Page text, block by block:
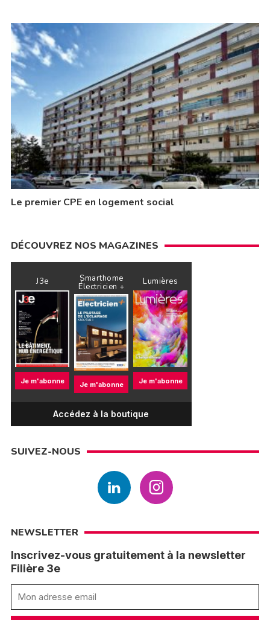
Le premier CPE en logement social
DÉCOUVREZ NOS MAGAZINES
J3e
Je m'abonne
Smarthome
Électricien +
Je m'abonne
Lumières
Je m'abonne
Accédez à la boutique
SUIVEZ-NOUS
NEWSLETTER
Inscrivez-vous gratuitement à la newsletter
Filière 3e